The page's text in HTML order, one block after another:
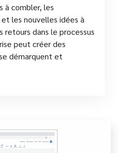
à combler, les
les nouvelles idées à
retours dans le processus
peut créer des
démarquent et